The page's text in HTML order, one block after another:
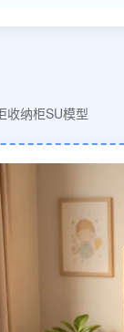
收纳柜SU模型